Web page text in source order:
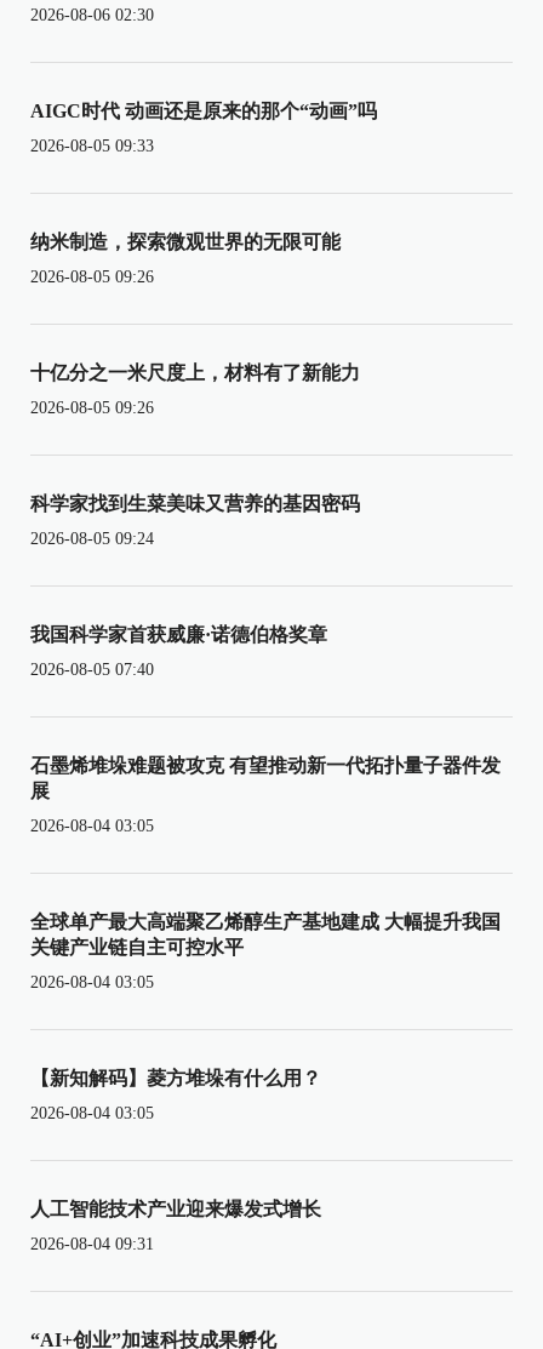
2026-08-06 02:30
AIGC时代 动画还是原来的那个“动画”吗
2026-08-05 09:33
纳米制造，探索微观世界的无限可能
2026-08-05 09:26
十亿分之一米尺度上，材料有了新能力
2026-08-05 09:26
科学家找到生菜美味又营养的基因密码
2026-08-05 09:24
我国科学家首获威廉·诺德伯格奖章
2026-08-05 07:40
石墨烯堆垛难题被攻克 有望推动新一代拓扑量子器件发
展
2026-08-04 03:05
全球单产最大高端聚乙烯醇生产基地建成 大幅提升我国
关键产业链自主可控水平
2026-08-04 03:05
【新知解码】菱方堆垛有什么用？
2026-08-04 03:05
人工智能技术产业迎来爆发式增长
2026-08-04 09:31
“AI+创业”加速科技成果孵化